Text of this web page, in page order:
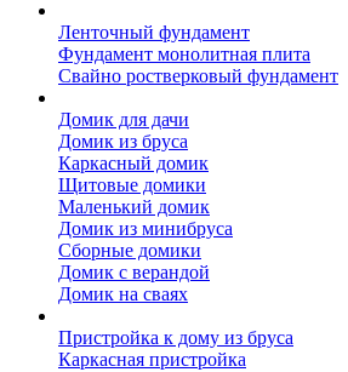
Ленточный фундамент
Фундамент монолитная плита
Свайно ростверковый фундамент
Домик для дачи
Домик из бруса
Каркасный домик
Щитовые домики
Маленький домик
Домик из минибруса
Сборные домики
Домик с верандой
Домик на сваях
Пристройка к дому из бруса
Каркасная пристройка